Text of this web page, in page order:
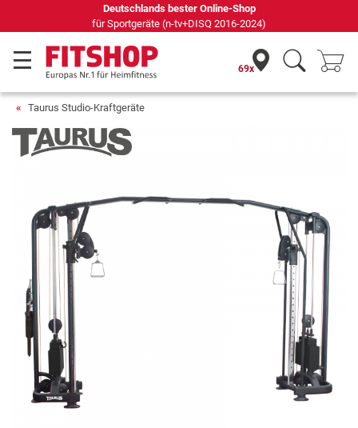
Seit 42 Jahren Ihr Experte für Heimfitness
69x
Taurus Studio-Kraftgeräte